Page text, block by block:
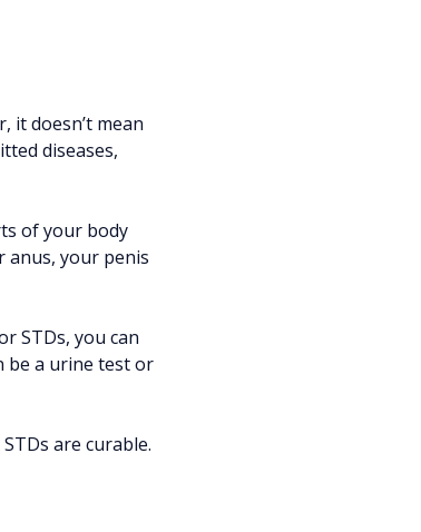
it doesn’t mean
diseases,
of your body
anus, your penis
STDs, you can
be a urine test or
are curable.